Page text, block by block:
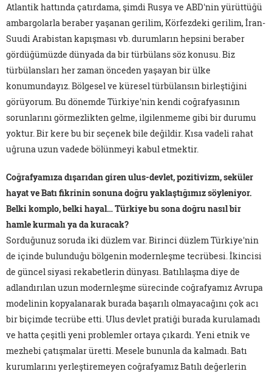
Atlantik hattında çatırdama, şimdi Rusya ve ABD'nin yürüttüğü
ambargolarla beraber yaşanan gerilim, Körfezdeki gerilim, İran-
Suudi Arabistan kapışması vb. durumların hepsini beraber
gördüğümüzde dünyada da bir türbülans söz konusu. Biz
türbülansları her zaman önceden yaşayan bir ülke
konumundayız. Bölgesel ve küresel türbülansın birleştiğini
görüyorum. Bu dönemde Türkiye'nin kendi coğrafyasının
sorunlarını görmezlikten gelme, ilgilenmeme gibi bir durumu
yoktur. Bir kere bu bir seçenek bile değildir. Kısa vadeli rahat
uğruna uzun vadede bölünmeyi kabul etmektir.
Coğrafyamıza dışarıdan giren ulus-devlet, pozitivizm, seküler
hayat ve Batı fikrinin sonuna doğru yaklaştığımız söyleniyor.
Belki komplo, belki hayal… Türkiye bu sona doğru nasıl bir
hamle kurmalı ya da kuracak?
Sorduğunuz soruda iki düzlem var. Birinci düzlem Türkiye'nin
de içinde bulunduğu bölgenin modernleşme tecrübesi. İkincisi
de güncel siyasi rekabetlerin dünyası. Batılılaşma diye de
adlandırılan uzun modernleşme sürecinde coğrafyamız Avrupa
modelinin kopyalanarak burada başarılı olmayacağını çok acı
bir biçimde tecrübe etti. Ulus devlet pratiği burada kurulamadı
ve hatta çeşitli yeni problemler ortaya çıkardı. Yeni etnik ve
mezhebi çatışmalar üretti. Mesele bununla da kalmadı. Batı
kurumlarını yerleştiremeyen coğrafyamız Batılı değerlerin